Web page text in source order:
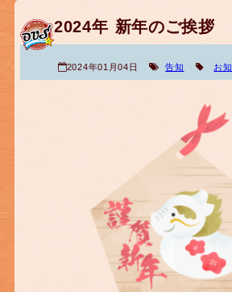
2024年 新年のご挨拶
2024年01月04日 告知 お